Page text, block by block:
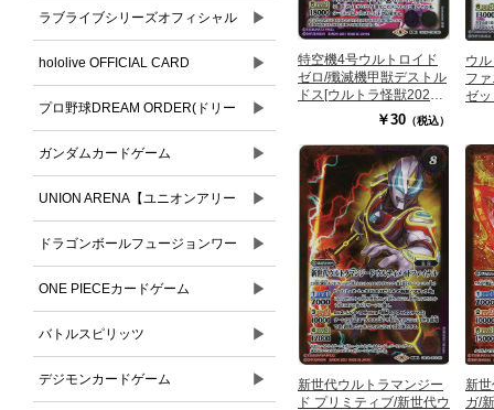
ラブライブシリーズオフィシャル
カードゲーム
▶
hololive OFFICIAL CARD
GAME(ホロライブオフィシャルカ
ードゲーム)
▶
プロ野球DREAM ORDER(ドリー
ムオーダー)
▶
ガンダムカードゲーム ▶
UNION ARENA【ユニオンアリー
ナ】
▶
ドラゴンボールフュージョンワー
ルド
▶
ONE PIECEカードゲーム ▶
バトルスピリッツ ▶
デジモンカードゲーム ▶
特空機4号ウルトロイド
ゼロ/殲滅機甲獣デストル
ドス[ウルトラ怪獣2020]
【CB18-038TR】
￥30 （税込）
ウ
フ
ゼ
新世代ウルトラマンジー
ド プリミティブ/新世代ウ
新
ガ/